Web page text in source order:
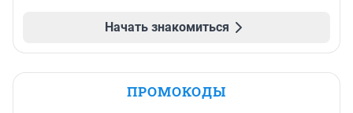
Начать знакомиться
ПРОМОКОДЫ